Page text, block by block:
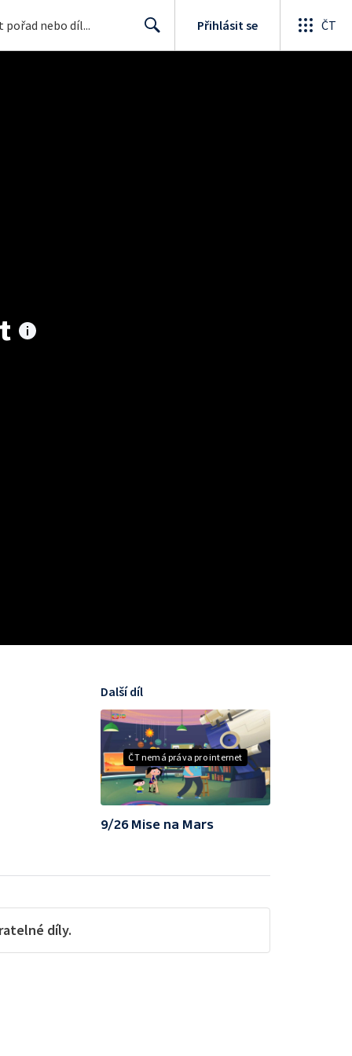
Přihlásit se ČT
ČT nemá práva pro internet
Další díl
9/26 Mise na Mars
díly.